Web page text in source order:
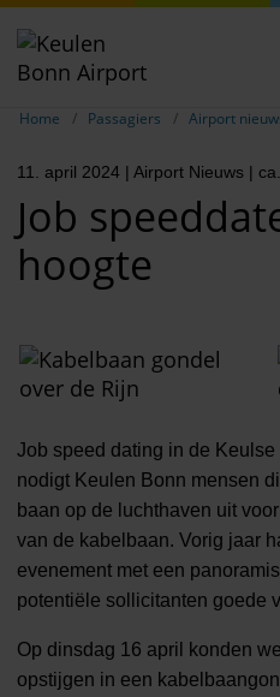
Home Passagiers Airport
11. april 2024 | Airport Nieuws |
Job
hoogte
Job speed dating in de Keulse
nodigt Keulen Bonn mensen
baan op de luchthaven uit
van de kabelbaan. Vorig jaar
evenement met een
potentiële sollicitanten goede
Op dinsdag 16 april konden
opstijgen in een